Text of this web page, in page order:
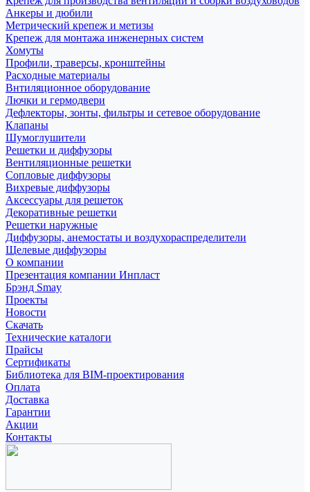
Анкеры и дюбили
Метрический крепеж и метизы
Крепеж для монтажа инженерных систем
Хомуты
Профили, траверсы, кронштейны
Расходные материалы
Внтиляционное оборудование
Лючки и гермодвери
Дефлекторы, зонты, фильтры и сетевое оборудование
Клапаны
Шумоглушители
Решетки и диффузоры
Вентиляционные решетки
Сопловые диффузоры
Вихревые диффузоры
Аксессуары для решеток
Декоративные решетки
Решетки наружные
Диффузоры, анемостаты и воздухораспределители
Щелевые диффузоры
О компании
Презентация компании Инпласт
Брэнд Smay
Проекты
Новости
Скачать
Технические каталоги
Прайсы
Сертификаты
Библиотека для BIM-проектирования
Оплата
Доставка
Гарантии
Акции
Контакты